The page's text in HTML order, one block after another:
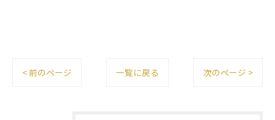
< 前のページ 一覧に戻る 次のページ >